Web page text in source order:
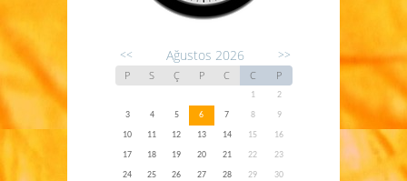
<< Ağustos 2026 >>
P S Ç P C C P
1
2
3
4 5 6 7 8
9
10
11 12 13 14 15
16
17
18 19 20 21 22
23
24
25 26 27 28 29
30